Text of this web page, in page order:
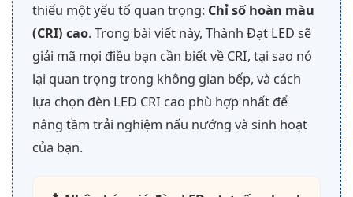
thiếu một yếu tố quan trọng: Chỉ số hoàn màu
(CRI) cao. Trong bài viết này, Thành Đạt LED sẽ
giải mã mọi điều bạn cần biết về CRI, tại sao nó
lại quan trọng trong không gian bếp, và cách
lựa chọn đèn LED CRI cao phù hợp nhất để
nâng tầm trải nghiệm nấu nướng và sinh hoạt
của bạn.